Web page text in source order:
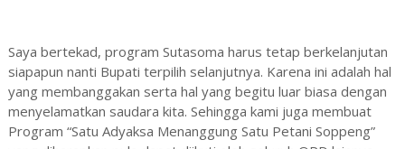
Saya bertekad, program Sutasoma harus tetap berkelanjutan
siapapun nanti Bupati terpilih selanjutnya. Karena ini adalah hal
yang membanggakan serta hal yang begitu luar biasa dengan
menyelamatkan saudara kita. Sehingga kami juga membuat
Program “Satu Adyaksa Menanggung Satu Petani Soppeng”